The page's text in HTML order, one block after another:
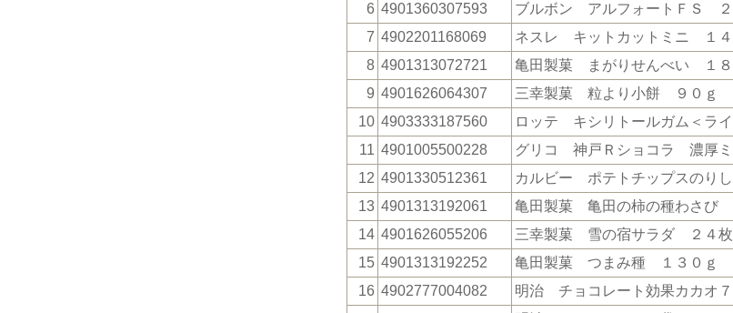
6 4901360307593 ブルボン アルフォートＦＳ ２
7 4902201168069 ネスレ キットカットミニ １
8 4901313072721 亀田製菓 まがりせんべい １
9 4901626064307 三幸製菓 粒より小餅 ９０ｇ
10 4903333187560 ロッテ キシリトールガム＜ラ
11 4901005500228 グリコ 神戸Ｒショコラ 濃厚
12 4901330512361 カルビー ポテトチップスのり
13 4901313192061 亀田製菓 亀田の柿の種わさび
14 4901626055206 三幸製菓 雪の宿サラダ ２４枚
15 4901313192252 亀田製菓 つまみ種 １３０ｇ
16 4902777004082 明治 チョコレート効果カカオ